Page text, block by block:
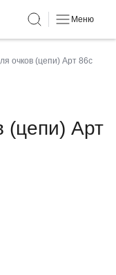
Меню
очков (цепи) Арт 86с
(цепи) Арт